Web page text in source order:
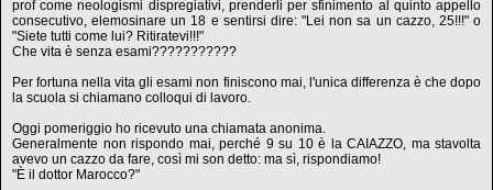
prof come neologismi dispregiativi, prenderli per sfinimento al quinto appello
consecutivo, elemosinare un 18 e sentirsi dire: "Lei non sa un cazzo, 25!!!" o
"Siete tutti come lui? Ritiratevi!!!"
Che vita è senza esami???????????
Per fortuna nella vita gli esami non finiscono mai, l'unica differenza è che dopo
la scuola si chiamano colloqui di lavoro.
Oggi pomeriggio ho ricevuto una chiamata anonima.
Generalmente non rispondo mai, perché 9 su 10 è la CAIAZZO, ma stavolta
avevo un cazzo da fare, così mi son detto: ma sì, rispondiamo!
"È il dottor Marocco?"